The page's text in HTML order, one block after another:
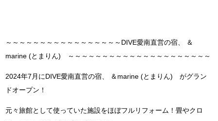
～～～～～～～～～～～～～～～～～DIVE愛南直営の宿、 ＆
marine (とまりん) ～～～～～～～～～～～～～～～～～～～～～
2024年7月にDIVE愛南直営の宿、 ＆marine (とまりん) がグラン
ドオープン！
元々旅館として使っていた施設をほぼフルリフォーム！畳やクロ